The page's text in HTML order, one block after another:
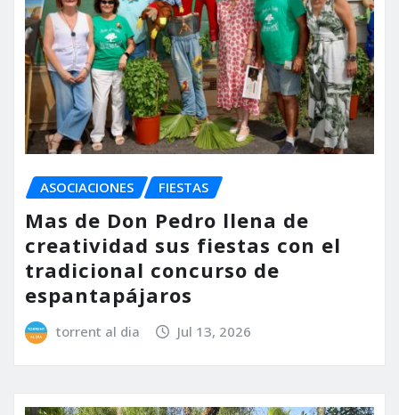
ASOCIACIONES FIESTAS
Mas de Don Pedro llena de
creatividad sus fiestas con el
tradicional concurso de
espantapájaros
torrent al dia Jul 13, 2026